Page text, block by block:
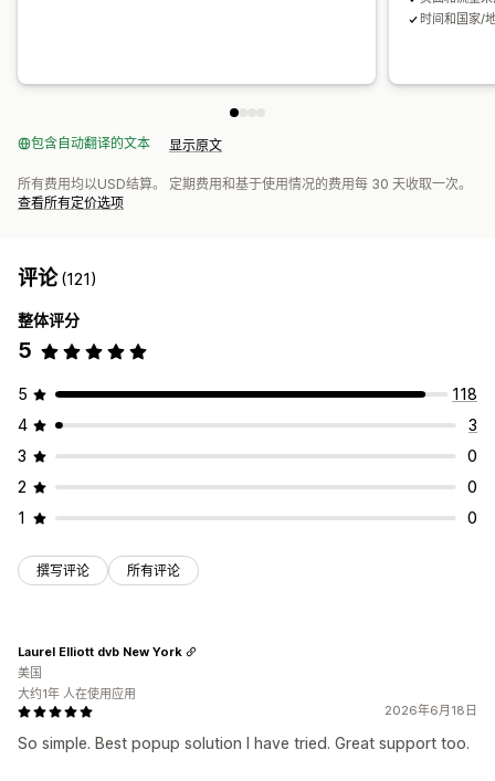
时间和国家/
包含自动翻译的文本 显示原文
所有费用均以USD结算。 定期费用和基于使用情况的费用每 30 天收取一次。
查看所有定价选项
评论(121)
整体评分
5
5
118
4
3
3
0
2
0
1
0
撰写评论 所有评论
2026年6月18日
So simple. Best popup solution I have tried. Great support too.
Laurel Elliott dvb New York
美国
大约1年 人在使用应用